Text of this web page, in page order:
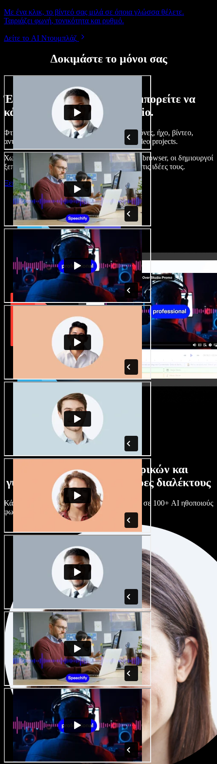
Με ένα κλικ, το βίντεό σας μιλά σε όποια γλώσσα θέλετε.
Ταιριάζει φωνή, τονικότητα και ρυθμό.
Δείτε το AI Ντουμπλάζ
Δοκιμάστε το μόνοι σας
Ένα μικρό δείγμα από όσα μπορείτε να
κάνετε με το Speechify Studio.
Φτιάξτε voice overs, προσθέστε δωρεάν εικόνες, ήχο, βίντεο,
αντιγραφή φωνής – ολοκληρωμένα audio/video projects.
Χωρίς καμπύλη εκμάθησης και με όλα στον browser, οι δημιουργοί
ξεπερνούν τα κλασικά όρια και δίνουν ζωή στις ιδέες τους.
Ξεκινήστε με το Studio
Τεράστια συλλογή ανδρικών και
γυναικείων φωνών με άπειρες διαλέκτους
Κάθε έργο είναι μοναδικό. Διάλεξε ανάμεσα σε 100+ AI ηθοποιούς
φωνής & διαλέκτους και κάν’ τους όπως θες.